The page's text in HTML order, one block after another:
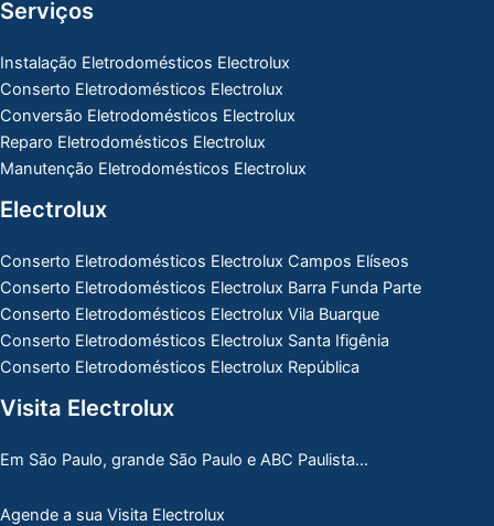
Serviços
Instalação Eletrodomésticos Electrolux
Conserto Eletrodomésticos Electrolux
Conversão Eletrodomésticos Electrolux
Reparo Eletrodomésticos Electrolux
Manutenção Eletrodomésticos Electrolux
Electrolux
Conserto Eletrodomésticos Electrolux Campos Elíseos
Conserto Eletrodomésticos Electrolux Barra Funda Parte
Conserto Eletrodomésticos Electrolux Vila Buarque
Conserto Eletrodomésticos Electrolux Santa Ifigênia
Conserto Eletrodomésticos Electrolux República
Visita Electrolux
Em São Paulo, grande São Paulo e ABC Paulista…
Agende a sua Visita Electrolux